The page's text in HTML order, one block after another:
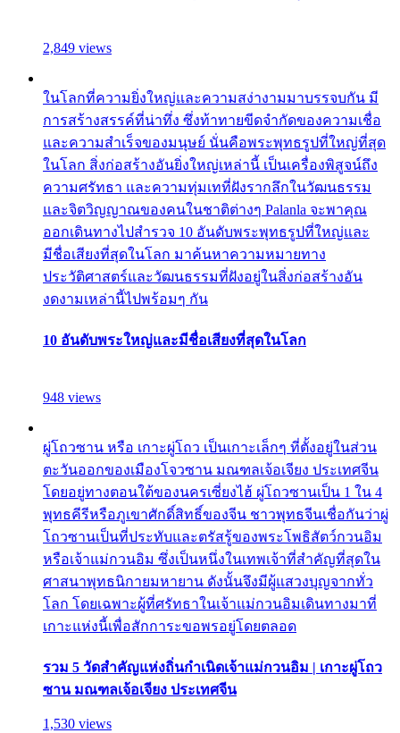
2,849 views
ในโลกที่ความยิ่งใหญ่และความสง่างามมาบรรจบกัน มี
การสร้างสรรค์ที่น่าทึ่ง ซึ่งท้าทายขีดจำกัดของความเชื่อ
และความสำเร็จของมนุษย์ นั่นคือพระพุทธรูปที่ใหญ่ที่สุด
ในโลก สิ่งก่อสร้างอันยิ่งใหญ่เหล่านี้ เป็นเครื่องพิสูจน์ถึง
ความศรัทธา และความทุ่มเทที่ฝังรากลึกในวัฒนธรรม
และจิตวิญญาณของคนในชาติต่างๆ Palanla จะพาคุณ
ออกเดินทางไปสำรวจ 10 อันดับพระพุทธรูปที่ใหญ่และ
มีชื่อเสียงที่สุดในโลก มาค้นหาความหมายทาง
ประวัติศาสตร์และวัฒนธรรมที่ฝังอยู่ในสิ่งก่อสร้างอัน
งดงามเหล่านี้ไปพร้อมๆ กัน
10 อันดับพระใหญ่และมีชื่อเสียงที่สุดในโลก
948 views
ผู่โถวซาน หรือ เกาะผู่โถว เป็นเกาะเล็กๆ ที่ตั้งอยู่ในส่วน
ตะวันออกของเมืองโจวซาน มณฑลเจ้อเจียง ประเทศจีน
โดยอยู่ทางตอนใต้ของนครเซี่ยงไฮ้ ผู่โถวซานเป็น 1 ใน 4
พุทธคีรีหรือภูเขาศักดิ์สิทธิ์ของจีน ชาวพุทธจีนเชื่อกันว่าผู่
โถวซานเป็นที่ประทับและตรัสรู้ของพระโพธิสัตว์กวนอิม
หรือเจ้าแม่กวนอิม ซึ่งเป็นหนึ่งในเทพเจ้าที่สำคัญที่สุดใน
ศาสนาพุทธนิกายมหายาน ดังนั้นจึงมีผู้แสวงบุญจากทั่ว
โลก โดยเฉพาะผู้ที่ศรัทธาในเจ้าแม่กวนอิมเดินทางมาที่
เกาะแห่งนี้เพื่อสักการะขอพรอยู่โดยตลอด
รวม 5 วัดสำคัญแห่งถิ่นกำเนิดเจ้าแม่กวนอิม | เกาะผู่โถว
ซาน มณฑลเจ้อเจียง ประเทศจีน
1,530 views